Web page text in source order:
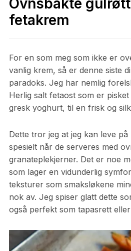
Ovnsbakte
fetakrem
For en som meg som ikke er
vanlig krem, så er denne siste
paradoks. Jeg har nemlig
Herlig salt fetaost som er
gresk yoghurt, til en frisk og
Dette tror jeg at jeg kan leve på
spesielt når de serveres med
granateplekjerner. Det er noe
som lager en vidunderlig
teksturer som smaksløkene
nok av. Jeg spiser glatt dette
også perfekt som tapasrett